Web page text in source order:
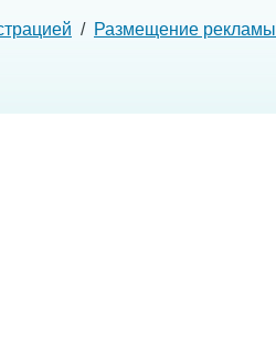
/ Размещение рекламы